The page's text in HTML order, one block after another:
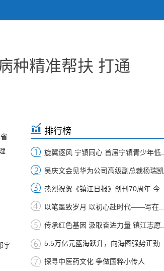
种精准帮扶 打通
宇
排行榜
旋翼逐风 宁镇同心 首届宁镇青少年低...
吴庆文会见华为公司高级副总裁杨瑞凯
热烈祝贺《镇江日报》创刊70周年 今...
以笔墨致岁月 以初心赴时代——写在...
传承红色基因 汲取奋进力量 镇江志愿...
5.5万亿元蓝海跃升，向海图强势正劲
探寻中医药文化 争做国粹小传人